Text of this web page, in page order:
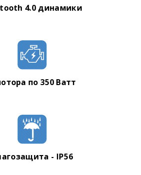
4.0 динамики
по 350 Ватт
- IP56